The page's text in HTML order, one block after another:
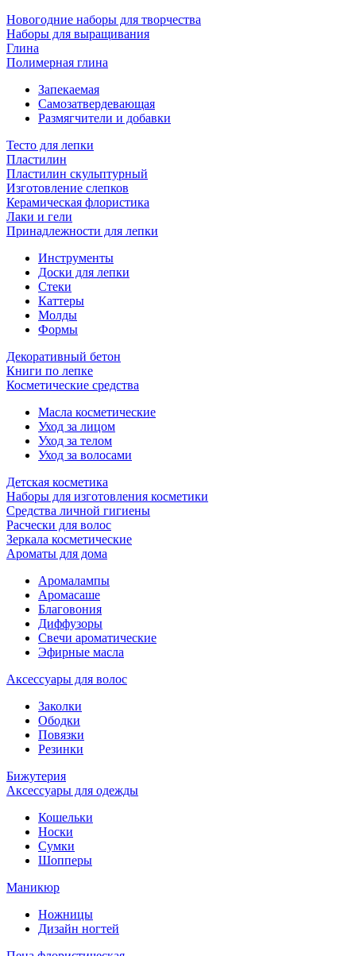
Новогодние наборы для творчества
Наборы для выращивания
Глина
Полимерная глина
Запекаемая
Самозатвердевающая
Размягчители и добавки
Тесто для лепки
Пластилин
Пластилин скульптурный
Изготовление слепков
Керамическая флористика
Лаки и гели
Принадлежности для лепки
Инструменты
Доски для лепки
Стеки
Каттеры
Молды
Формы
Декоративный бетон
Книги по лепке
Косметические средства
Масла косметические
Уход за лицом
Уход за телом
Уход за волосами
Детская косметика
Наборы для изготовления косметики
Средства личной гигиены
Расчески для волос
Зеркала косметические
Ароматы для дома
Аромалампы
Аромасаше
Благовония
Диффузоры
Свечи ароматические
Эфирные масла
Аксессуары для волос
Заколки
Ободки
Повязки
Резинки
Бижутерия
Аксессуары для одежды
Кошельки
Носки
Сумки
Шопперы
Маникюр
Ножницы
Дизайн ногтей